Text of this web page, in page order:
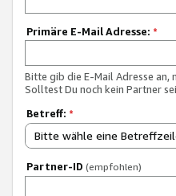
Primäre E-Mail Adresse: *
Bitte gib die E-Mail Adresse an,
Solltest Du noch kein Partner
Betreff: *
Bitte wähle eine
Partner-ID (empfohlen)